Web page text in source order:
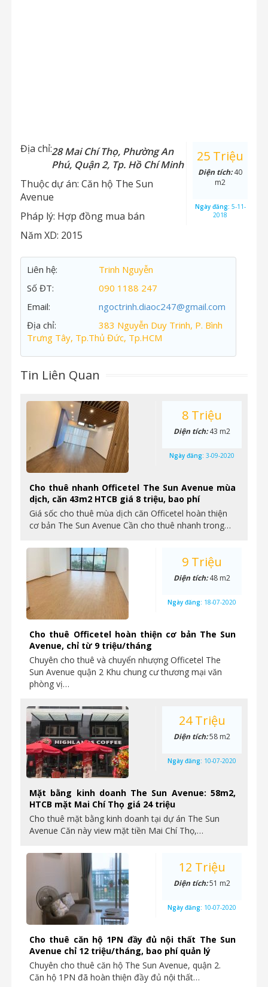
Địa chỉ:28 Mai Chí Thọ, Phường An
Phú, Quận 2, Tp. Hồ Chí Minh
Thuộc dự án: Căn hộ The Sun
Avenue
Pháp lý: Hợp đồng mua bán
Năm XD: 2015
25 Triệu
Diện tích:40
m2
Ngày đăng: 5-11-
2018
Liên hệ:
Trinh Nguyễn
Số ĐT:
090 1188 247
Email:
ngoctrinh.diaoc247@gmail.com
Địa chỉ:
383 Nguyễn Duy Trinh, P. Bình
Trưng Tây, Tp.Thủ Đức, Tp.HCM
Tin Liên Quan
Cho thuê nhanh Officetel The Sun Avenue mùa
dịch, căn 43m2 HTCB giá 8 triệu, bao phí
Giá sốc cho thuê mùa dịch căn Officetel hoàn thiện
cơ bản The Sun Avenue Cần cho thuê nhanh trong…
8 Triệu
Diện tích:43 m2
Ngày đăng: 3-09-2020
Cho thuê Officetel hoàn thiện cơ bản The Sun
Avenue, chỉ từ 9 triệu/tháng
Chuyên cho thuê và chuyển nhượng Officetel The
Sun Avenue quận 2 Khu chung cư thương mại văn
phòng vị…
9 Triệu
Diện tích:48 m2
Ngày đăng: 18-07-2020
Mặt bằng kinh doanh The Sun Avenue: 58m2,
HTCB mặt Mai Chí Thọ giá 24 triệu
Cho thuê mặt bằng kinh doanh tại dự án The Sun
Avenue Căn này view mặt tiền Mai Chí Thọ,…
24 Triệu
Diện tích:58 m2
Ngày đăng: 10-07-2020
Cho thuê căn hộ 1PN đầy đủ nội thất The Sun
Avenue chỉ 12 triệu/tháng, bao phí quản lý
Chuyên cho thuê căn hộ The Sun Avenue, quận 2.
Căn hộ 1PN đã hoàn thiện đầy đủ nội thất…
12 Triệu
Diện tích:51 m2
Ngày đăng: 10-07-2020